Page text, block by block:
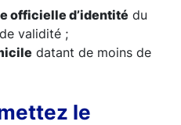
officielle d’identité du
validité ;
datant de moins de
le